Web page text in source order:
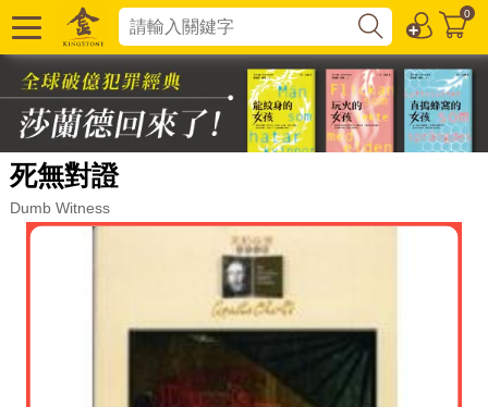
0
死無對證
Dumb Witness